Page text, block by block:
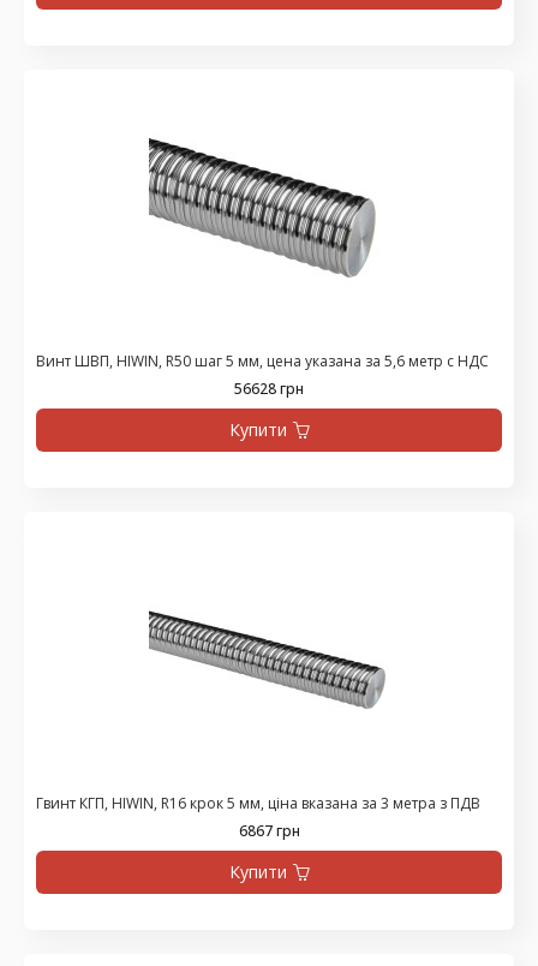
Винт ШВП, HIWIN, R50 шаг 5 мм, цена указана за 5,6 метр с НДС
56628 грн
Купити
Гвинт КГП, HIWIN, R16 крок 5 мм, ціна вказана за 3 метра з ПДВ
6867 грн
Купити